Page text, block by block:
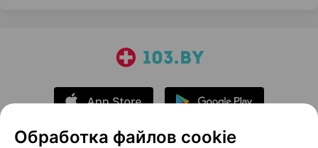
Обработка файлов cookie